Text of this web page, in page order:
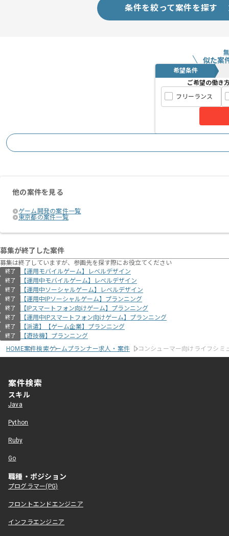
条件を絞って案件を探す
似た案
希望条件
ご希望の働き
フリーランス
他の案件を見る
ゲーム開発の案件一覧
東京都の案件一覧
募集が終了した案件
募集は終了していますが、参画先を探す際にお役立てください
終了 【運用モバイルゲーム】レベルデザイン
終了 【運用中モバイルゲーム】レベルデザイン
終了 【運用中ソーシャルゲーム】レベルデザイン
終了 【運用中IPソーシャルゲーム】プランニング
終了 【IPスマートフォン向けゲーム】プランニング
終了 【運用中IPスマートフォン向けゲーム】プランニング
終了 【派遣】【ゲーム企業】プランニング
終了
【遊技機】プランニング
HOME案件検索ゲームプランナー求人・案件 【 コンシューマー向けライフシ
案件検索
スキル
Java
Python
Ruby
Go
職種・ポジション
プログラマー(PG)
フロントエンドエンジニア
インフラエンジニア